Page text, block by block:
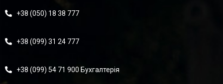
+38 (050) 18 38 777
+38 (099) 31 24 777
+38 (099) 54 71 900 Бухгалтерія